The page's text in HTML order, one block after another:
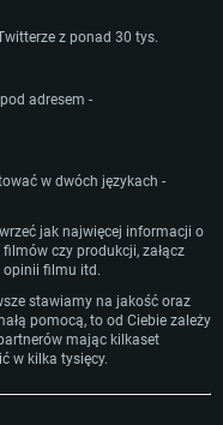
For MAC
AMD Radeon 77XX / NVIDIA
720p
jest wspierany)
od AMD/Nvidia.
(nie starsze niż 6
(nie starsze niż 6
wsparciem Vulkan
z ponad 30 tys.
adresem -
w dwóch językach -
jak najwięcej informacji o
czy produkcji, załącz
opinii filmu itd.
stawiamy na jakość oraz
pomocą, to od Ciebie zależy
mając kilkaset
w kilka tysięcy.